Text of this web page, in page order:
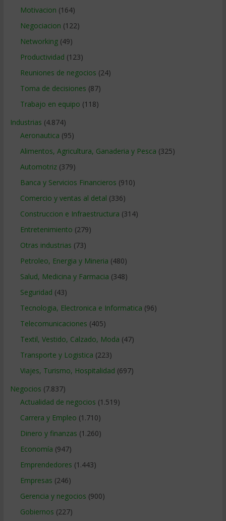
Motivacion (164)
Negociacion (122)
Networking(49)
Productividad (123)
Reuniones de negocios (24)
Toma de decisiones (87)
Trabajo en equipo (118)
Industrias (4.874)
Aeronautica (95)
Alimentos, Agricultura, Ganaderia y Pesca (325)
Automotriz(379)
Banca y Servicios Financieros (910)
Comercio y ventas al detal (336)
Construccion e Infraestructura (314)
Entretenimiento (279)
Otras industrias (73)
Petroleo, Energia y Mineria (480)
Salud, Medicina y Farmacia (348)
Seguridad (43)
Tecnologia, Electronica e Informatica (96)
Telecomunicaciones (405)
Textil, Vestido, Calzado, Moda (47)
Transporte y Logistica (223)
Viajes, Turismo, Hospitalidad (697)
Negocios (7.837)
Actualidad de negocios (1.519)
Carrera y Empleo (1.710)
Dinero y finanzas (1.260)
Economía (947)
Emprendedores (1.443)
Empresas (246)
Gerencia y negocios (900)
Gobiernos (227)